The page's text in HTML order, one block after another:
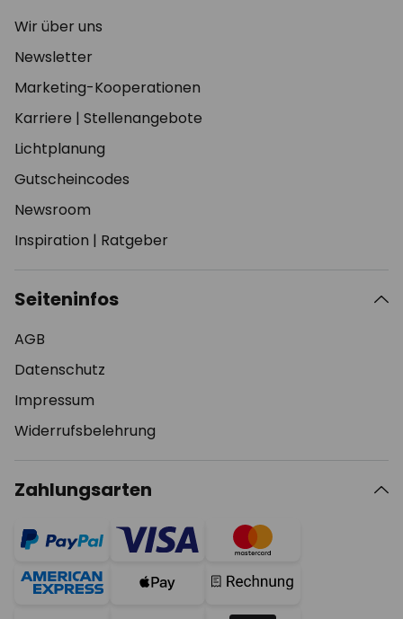
Wir über uns
Newsletter
Marketing-Kooperationen
Karriere | Stellenangebote
Lichtplanung
Gutscheincodes
Newsroom
Inspiration | Ratgeber
Seiteninfos
AGB
Datenschutz
Impressum
Widerrufsbelehrung
Zahlungsarten